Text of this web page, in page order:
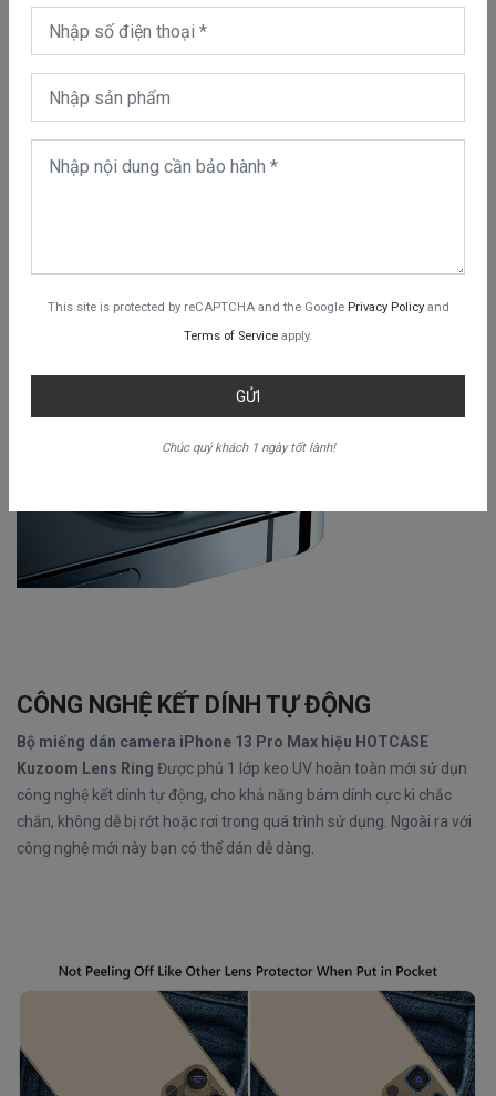
This site is protected by reCAPTCHA and the Google Privacy Policyand
Terms of Service apply.
GỬI
Chúc quý khách 1 ngày tốt lành!
như lúc chưa dán miếng cường lực lên.
CÔNG NGHỆ KẾT DÍNH TỰ ĐỘNG
Bộ miếng dán camera iPhone 13 Pro Max hiệu HOTCASE
Kuzoom Lens Ring Được phủ 1 lớp keo UV hoàn toàn mới sử dụn
công nghệ kết dính tự động, cho khả năng bám dính cực kì chắc
chắn, không dễ bị rớt hoặc rơi trong quá trình sử dụng. Ngoài ra với
công nghệ mới này bạn có thể dán dễ dàng.